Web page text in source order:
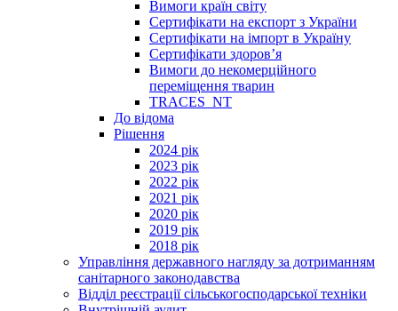
Вимоги країн світу
Сертифікати на експорт з України
Сертифікати на імпорт в Україну
Сертифікати здоров’я
Вимоги до некомерційного
переміщення тварин
TRACES_NT
До відома
Рішення
2024 рік
2023 рік
2022 рік
2021 рік
2020 рік
2019 рік
2018 рік
Управління державного нагляду за дотриманням
санітарного законодавства
Відділ реєстрації сільськогосподарської техніки